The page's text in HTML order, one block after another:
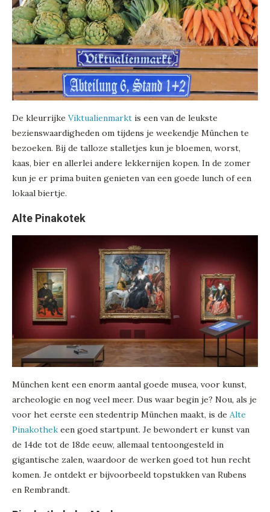
De kleurrijke Viktualienmarkt is een van de leukste
bezienswaardigheden om tijdens je weekendje München te
bezoeken. Bij de talloze stalletjes kun je bloemen, worst,
kaas, bier en allerlei andere lekkernijen kopen. In de zomer
kun je er prima buiten genieten van een goede lunch of een
lokaal biertje.
Alte Pinakotek
München kent een enorm aantal goede musea, voor kunst,
archeologie en nog veel meer. Dus waar begin je? Nou, als je
voor het eerste een stedentrip München maakt, is de Alte
Pinakothek een goed startpunt. Je bewondert er kunst van
de 14de tot de 18de eeuw, allemaal tentoongesteld in
gigantische zalen, waardoor de werken goed tot hun recht
komen. Je ontdekt er bijvoorbeeld topstukken van Rubens
en Rembrandt.